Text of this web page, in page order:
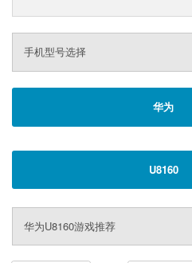
手机型号选择
华为
U8160
华为U8160游戏推荐